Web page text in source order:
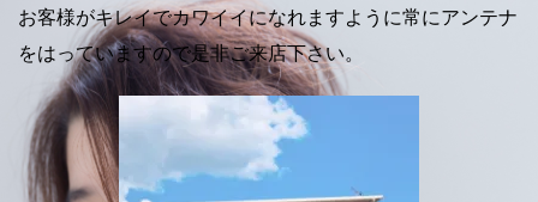
お客様がキレイでカワイイになれますように常にアンテナ
をはっていますので是非ご来店下さい。